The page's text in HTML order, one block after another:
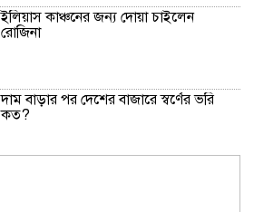
ইলিয়াস কাঞ্চনের জন্য দোয়া চাইলেন
রোজিনা
দাম বাড়ার পর দেশের বাজারে স্বর্ণের ভরি
কত?